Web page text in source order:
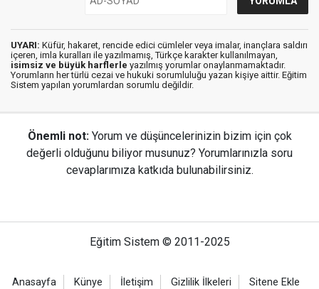
UYARI: Küfür, hakaret, rencide edici cümleler veya imalar, inançlara saldırı
içeren, imla kuralları ile yazılmamış, Türkçe karakter kullanılmayan,
isimsiz ve büyük harflerle yazılmış yorumlar onaylanmamaktadır.
Yorumların her türlü cezai ve hukuki sorumluluğu yazan kişiye aittir. Eğitim
Sistem yapılan yorumlardan sorumlu değildir.
Önemli not: Yorum ve düşüncelerinizin bizim için çok
değerli olduğunu biliyor musunuz? Yorumlarınızla soru
cevaplarımıza katkıda bulunabilirsiniz.
Eğitim Sistem © 2011-2025
Anasayfa Künye İletişim Gizlilik İlkeleri Sitene Ekle